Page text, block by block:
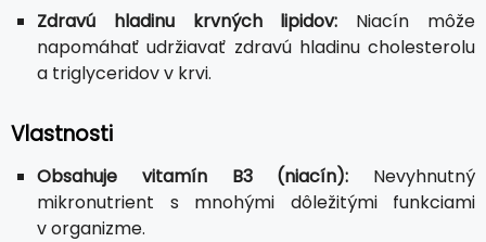
Zdravú hladinu krvných lipidov: Niacín môže
napomáhať udržiavať zdravú hladinu cholesterolu
a triglyceridov v krvi.
Vlastnosti
Obsahuje vitamín B3 (niacín): Nevyhnutný
mikronutrient s mnohými dôležitými funkciami
v organizme.